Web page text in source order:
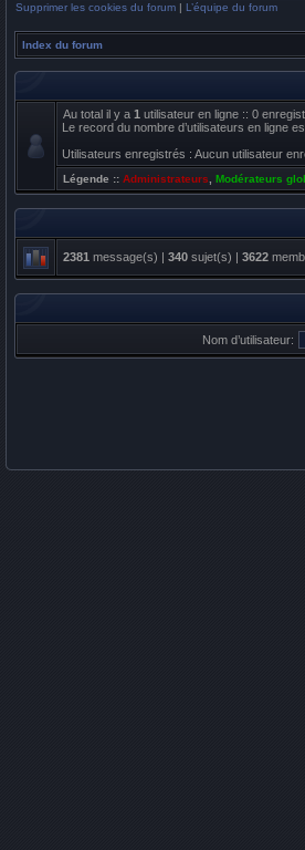
Supprimer les cookies du forum | L’équipe du forum
Index du forum
Au total il y a 1 utilisateur en ligne :: 0
Le record du nombre d’utilisateurs en ligne
Utilisateurs enregistrés : Aucun utilisateur
Légende :: Administrateurs Modérateurs
2381 message(s) | 340 sujet(s) | 3622
Nom d’utilisateur: